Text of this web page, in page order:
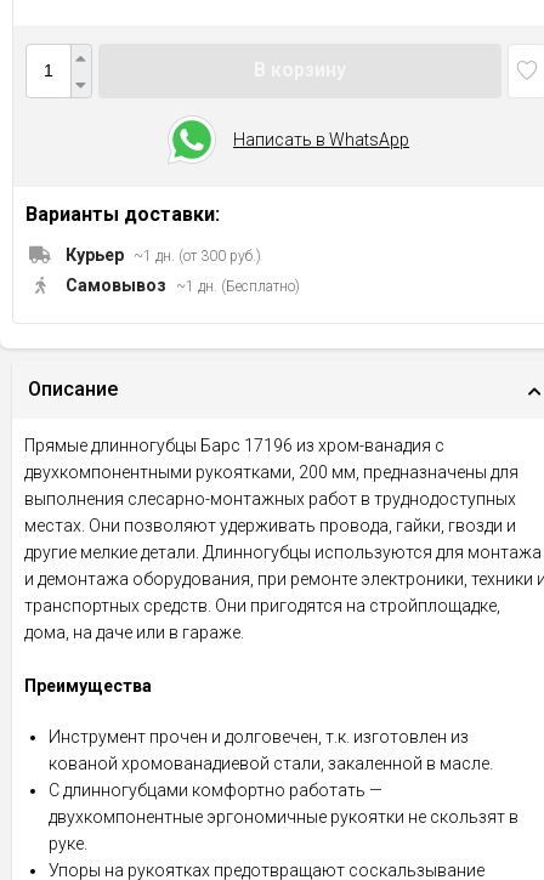
Написать в WhatsApp
Варианты доставки:
Курьер ~1 дн. (от 300 руб.)
Самовывоз ~1 дн. (Бесплатно)
Описание
Прямые длинногубцы Барс 17196 из хром-ванадия с
двухкомпонентными рукоятками, 200 мм, предназначены для
выполнения слесарно-монтажных работ в труднодоступных
местах. Они позволяют удерживать провода, гайки, гвозди и
другие мелкие детали. Длинногубцы используются для монтажа
и демонтажа оборудования, при ремонте электроники, техники
транспортных средств. Они пригодятся на стройплощадке,
дома, на даче или в гараже.
Преимущества
Инструмент прочен и долговечен, т.к. изготовлен из
кованой хромованадиевой стали, закаленной в масле.
С длинногубцами комфортно работать —
двухкомпонентные эргономичные рукоятки не скользят в
руке.
Упоры на рукоятках предотвращают соскальзывание